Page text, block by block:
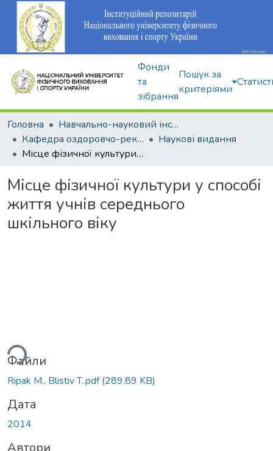
Фонди
та
зібрання
Пошук за
критеріями
Головна
Навчально-науковий інститут здоров'я, реабілітації та фізичного виховання
Кафедра оздоровчо-рекреаційної рухової активності
Наукові видання
Місце фізичної культури у способі життя учнів середнього шкільного віку
Місце фізичної культури у способі
життя учнів середнього
шкільного віку
Файли
Ripak M., Blistiv T..pdf(289,89 KB)
Дата
2014